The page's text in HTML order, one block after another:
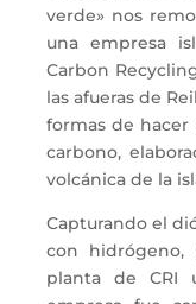
verde» nos
una empresa
Carbon
las afueras de
formas de
carbono,
volcánica de la
Capturando el
con hidrógeno,
planta de CRI